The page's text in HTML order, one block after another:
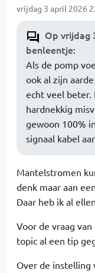
vrijdag 3 april 2026
Op vrijdag
benleentje:
Als de pomp
ook al zijn
echt veel beter.
hardnekkig
gewoon 100%
signaal kabel
Mantelstromen
denk maar aan
Daar heb ik al
Voor de vraag
topic al een tip
Over de instelling